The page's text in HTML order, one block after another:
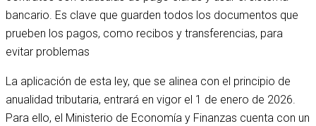
bancario. Es clave que guarden todos los documentos que
prueben los pagos, como recibos y transferencias, para
evitar problemas
La aplicación de esta ley, que se alinea con el principio de
anualidad tributaria, entrará en vigor el 1 de enero de 2026.
Para ello, el Ministerio de Economía y Finanzas cuenta con un